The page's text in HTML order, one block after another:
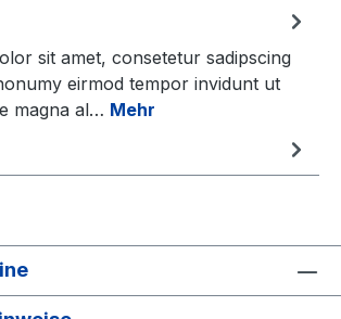
sit amet, consetetur sadipscing
eirmod tempor invidunt ut
magna al… Mehr